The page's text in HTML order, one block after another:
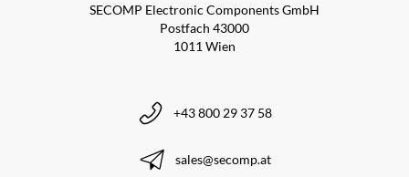
SECOMP Electronic Components GmbH
Postfach 43000
1011 Wien
+43 800 29 37 58
sales@secomp.at